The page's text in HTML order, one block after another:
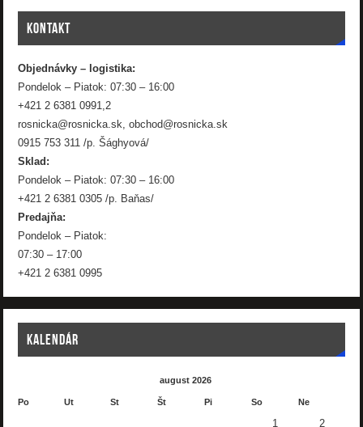
KONTAKT
Objednávky – logistika:
Pondelok – Piatok: 07:30 – 16:00
+421 2 6381 0991,2
rosnicka@rosnicka.sk, obchod@rosnicka.sk
0915 753 311 /p. Šághyová/
Sklad:
Pondelok – Piatok: 07:30 – 16:00
+421 2 6381 0305 /p. Baňas/
Predajňa:
Pondelok – Piatok:
07:30 – 17:00
+421 2 6381 0995
KALENDÁR
august 2026
Po Ut St Št Pi So Ne
1 2